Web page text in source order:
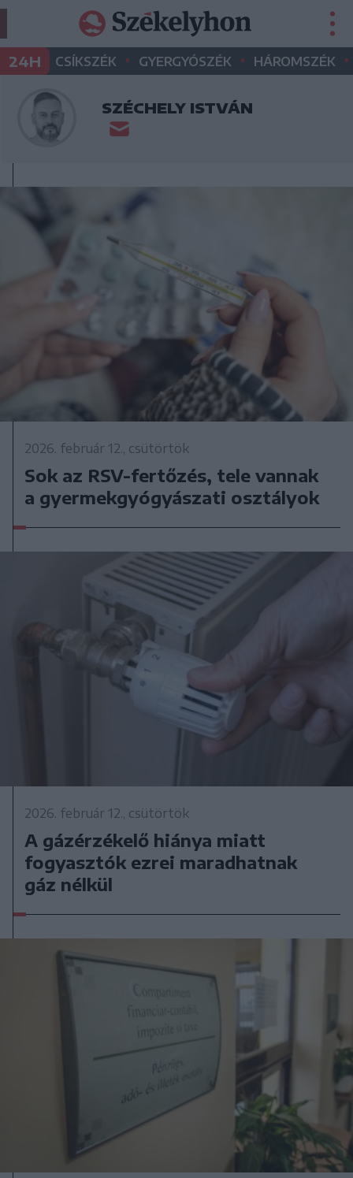
24H CSÍKSZÉK • GYERGYÓSZÉK • HÁROMSZÉK •
SZÉCHELY ISTVÁN
2026. február 12., csütörtök
Sok az RSV-fertőzés, tele vannak
a gyermekgyógyászati osztályok
2026. február 12., csütörtök
A gázérzékelő hiánya miatt
fogyasztók ezrei maradhatnak
gáz nélkül